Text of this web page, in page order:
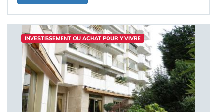
INVESTISSEMENT OU ACHAT POUR Y VIVRE